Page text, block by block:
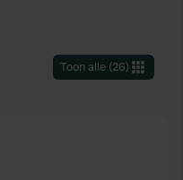
Toon alle(26)